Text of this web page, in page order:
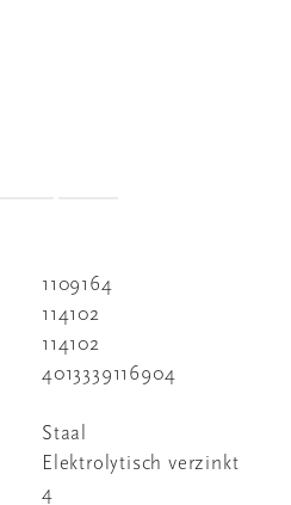
1109164
114102
114102
4013339116904
Staal
Elektrolytisch verzinkt
4